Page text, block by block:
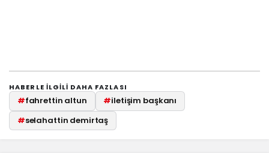
HABERLE ILGILI DAHA FAZLASI
#fahrettin altun #iletişim başkanı
#selahattin demirtaş